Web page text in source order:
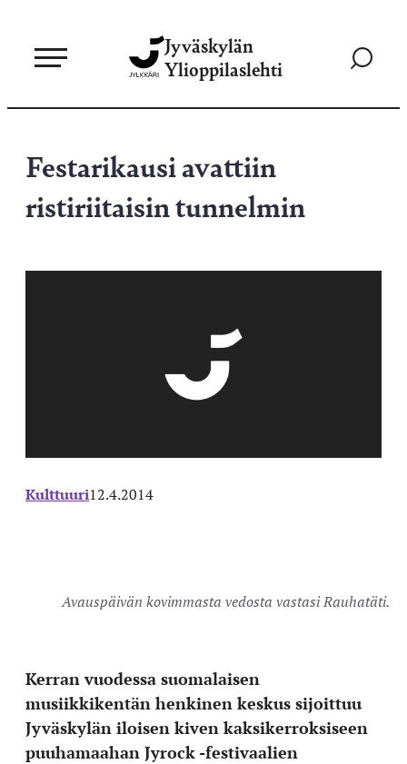
sisältöön
Jyväskylän
Ylioppilaslehti
Siirry
Festarikausi avattiin
ristiriitaisin tunnelmin
Kulttuuri12.4.2014
Avauspäivän kovimmasta vedosta vastasi Rauhatäti.
Kerran vuodessa suomalaisen
musiikkikentän henkinen keskus sijoittuu
Jyväskylän iloisen kiven kaksikerroksiseen
puuhamaahan Jyrock -festivaalien